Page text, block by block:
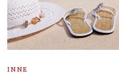
INNE